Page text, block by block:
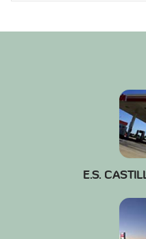
E.S.